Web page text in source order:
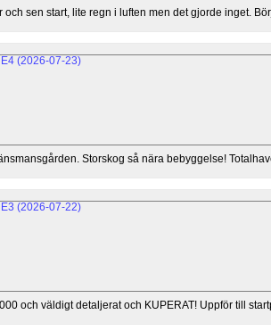
och sen start, lite regn i luften men det gjorde inget.
Storskog så nära bebyggelse!
och väldigt detaljerat och KUPERAT! Uppför till